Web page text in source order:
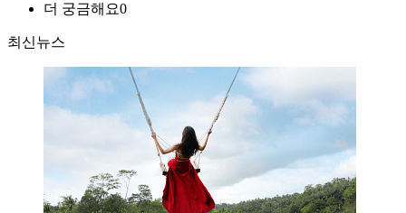
더 궁금해요0
최신뉴스